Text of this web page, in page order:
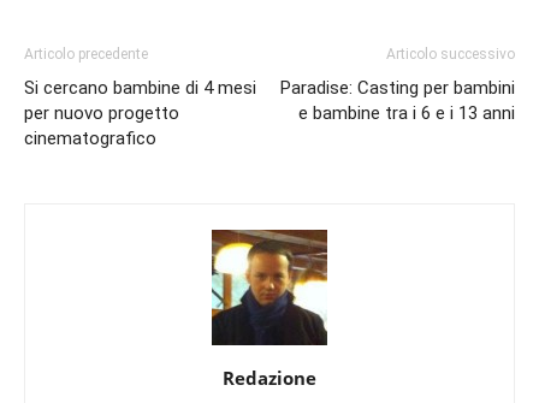
Articolo precedente
Si cercano bambine di 4 mesi
per nuovo progetto
cinematografico
Articolo successivo
Paradise: Casting per bambini
e bambine tra i 6 e i 13 anni
Redazione